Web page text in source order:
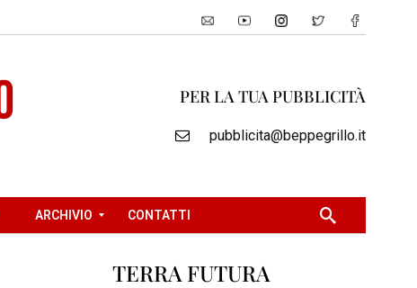
PER LA TUA PUBBLICITÀ
pubblicita@beppegrillo.it
ARCHIVIO CONTATTI
TERRA FUTURA